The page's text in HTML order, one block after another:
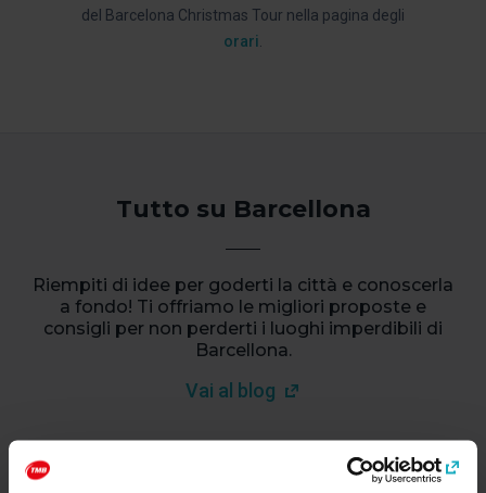
del Barcelona Christmas Tour nella pagina degli
orari.
Tutto su Barcellona
Riempiti di idee per goderti la città e conoscerla
a fondo! Ti offriamo le migliori proposte e
consigli per non perderti i luoghi imperdibili di
Barcellona.
Vai al blog